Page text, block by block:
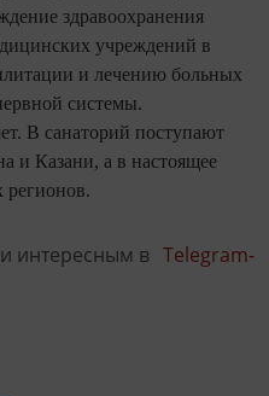
здравоохранения
учреждений в
и лечению больных
системы.
В санаторий поступают
и Казани, а в настоящее
регионов.
интересным в Telegram-